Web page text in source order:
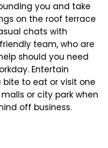
you and take
on the roof terrace
chats with
team, who are
should you need
Entertain
to eat or visit one
or city park when
off business.